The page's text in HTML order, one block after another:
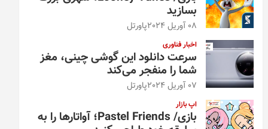
بسازید
08 آوریل 2024 پاورتل
اخبار فناوری
سرعت دانلود این گوشی چینی، مغز
شما را منفجر می‌کند
07 آوریل 2024 پاورتل
اپ بازار
بازی/ Pastel Friends؛ آواتارها را به